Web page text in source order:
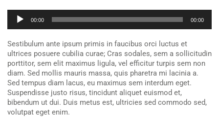
Audio
Player
00:00 00:00
Sestibulum ante ipsum primis in faucibus orci luctus et
ultrices posuere cubilia curae; Cras sodales, sem a sollicitudin
porttitor, sem elit maximus ligula, vel efficitur turpis sem non
diam. Sed mollis mauris massa, quis pharetra mi lacinia a.
Sed tempus diam lacus, eu maximus sem interdum eget.
Suspendisse justo risus, tincidunt aliquet euismod et,
bibendum ut dui. Duis metus est, ultricies sed commodo sed,
volutpat eget enim.